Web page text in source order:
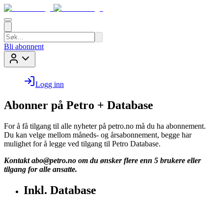
Bli abonnent
Logg inn
Abonner på Petro + Database
For å få tilgang til alle nyheter på petro.no må du ha abonnement.
Du kan velge mellom måneds- og årsabonnement, begge har
mulighet for å legge ved tilgang til Petro Database.
Kontakt abo@petro.no om du ønsker flere enn 5 brukere eller
tilgang for alle ansatte.
Inkl. Database